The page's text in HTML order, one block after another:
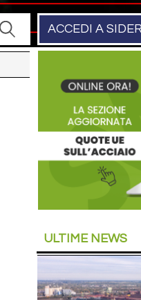
ACCEDI A
ULTIME NEWS